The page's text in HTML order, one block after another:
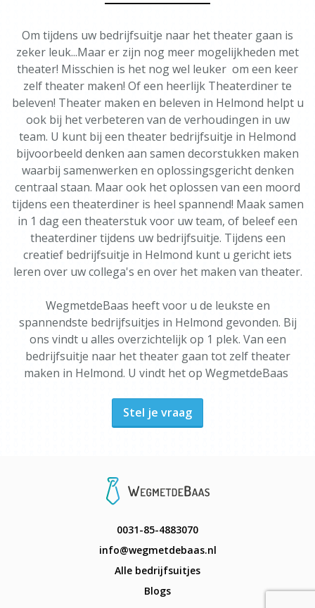
Om tijdens uw bedrijfsuitje naar het theater gaan is
zeker leuk...Maar er zijn nog meer mogelijkheden met
theater! Misschien is het nog wel leuker om een keer
zelf theater maken! Of een heerlijk Theaterdiner te
beleven! Theater maken en beleven in Helmond helpt u
ook bij het verbeteren van de verhoudingen in uw
team. U kunt bij een theater bedrijfsuitje in Helmond
bijvoorbeeld denken aan samen decorstukken maken
waarbij samenwerken en oplossingsgericht denken
centraal staan. Maar ook het oplossen van een moord
tijdens een theaterdiner is heel spannend! Maak samen
in 1 dag een theaterstuk voor uw team, of beleef een
theaterdiner tijdens uw bedrijfsuitje. Tijdens een
creatief bedrijfsuitje in Helmond kunt u gericht iets
leren over uw collega's en over het maken van theater.
WegmetdeBaas heeft voor u de leukste en
spannendste bedrijfsuitjes in Helmond gevonden. Bij
ons vindt u alles overzichtelijk op 1 plek. Van een
bedrijfsuitje naar het theater gaan tot zelf theater
maken in Helmond. U vindt het op WegmetdeBaas
Stel je vraag
0031-85-4883070
info@wegmetdebaas.nl
Alle bedrijfsuitjes
Blogs